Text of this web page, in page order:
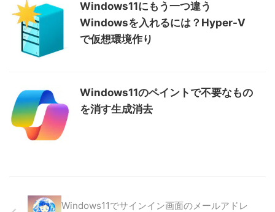
Windows11にもう一つ違う
Windowsを入れるには？Hyper-V
で仮想環境作り
Windows11のペイントで不要なもの
を消す生成消去
Windows11でサインイン画面のメールアドレ